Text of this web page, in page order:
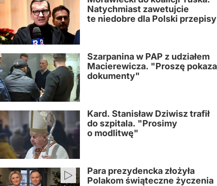
Natychmiast zawetujcie
te niedobre dla Polski przepisy
Szarpanina w PAP z udziałem
Macierewicza. "Proszę
dokumenty"
Kard. Stanisław Dziwisz trafił
do szpitala. "Prosimy
o modlitwę"
Para prezydencka złożyła
Polakom świąteczne życzenia